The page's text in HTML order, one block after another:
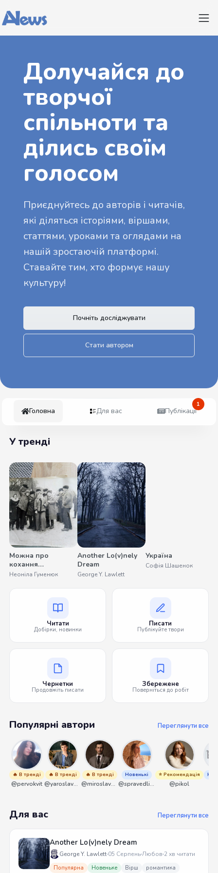
Долучайся до
творчої
спільноти та
ділись своїм
голосом
Приєднуйтесь до авторів і читачів,
які діляться історіями, віршами,
статтями, уроками та оглядами на
нашій зростаючій платформі.
Ставайте тим, хто формує нашу
культуру!
Почніть досліджувати
Стати автором
Головна Для вас Публікації
1
У тренді
Можна про
кохання
помовчати
Неоніла Гуменюк
Another Lo(v)nely
Dream
George Y. Lawlett
Україна
Софія Шашенок
Читати
Добірки, новинки
Писати
Публікуйте твори
Чернетки
Продовжіть писати
Збережене
Поверніться до робіт
Популярні автори Переглянути все
🔥 В тренді
@pervokvit
🔥 В тренді
@yaroslavbrunko
🔥 В тренді
@miroslavmaniyk
Новенькі
@spravedliwa
⭐ Рекомендація
@pikol
Для вас Переглянути все
Another Lo(v)nely Dream
George Y. Lawlett 05 СерпеньЛюбов 2 хв читати
Популярна Новеньке Вірш романтика